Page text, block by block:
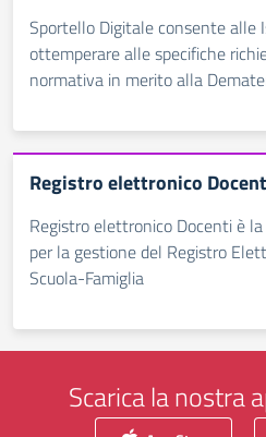
Sportello Digitale consente alle
ottemperare alle specifiche
normativa in merito alla
Registro elettronico
Registro elettronico Docenti è
per la gestione del Registro
Scuola-Famiglia
Scarica la nostra